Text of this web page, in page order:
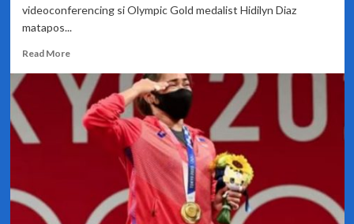
videoconferencing si Olympic Gold medalist Hidilyn Diaz
matapos...
Read MoreRead
about
Pangulong
Duterte,
magbibigay
ng